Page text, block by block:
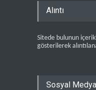
Alıntı
Sitede bulunun
gösterilerek
Sosyal Medya